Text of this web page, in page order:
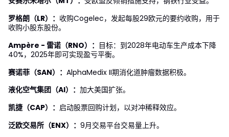
罗格朗（LR）： 收购Cogelec，发起每股29欧元的要约收购，用于
收购小股东股份。
Ampère - 雷诺（RNO）： 目标：到2028年电动车生产成本下降
40%，2025年即可实现盈亏平衡。
赛诺菲（SAN）： AlphaMedix II期消化道肿瘤数据积极。
液化空气集团（AI）： 加大美国扩张。
凯捷（CAP）： 启动股票回购计划，以对冲稀释效应。
泛欧交易所（ENX）： 9月交易平台交易量上升。